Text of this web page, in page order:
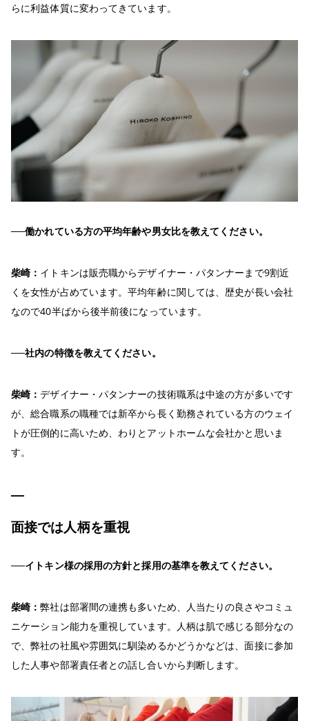
らに利益体質に変わってきています。
──働かれている方の平均年齢や男女比を教えてください。
柴崎： イトキンは販売職からデザイナー・パタンナーまで9割近
くを女性が占めています。平均年齢に関しては、歴史が長い会社
なので40半ばから後半前後になっています。
──社内の特徴を教えてください。
柴崎：デザイナー・パタンナーの技術職系は中途の方が多いです
が、総合職系の職種では新卒から長く勤務されている方のウェイ
トが圧倒的に高いため、わりとアットホームな会社かと思いま
す。
面接では人柄を重視
──イトキン様の採用の方針と採用の基準を教えてください。
柴崎：弊社は部署間の連携も多いため、人当たりの良さやコミュ
ニケーション能力を重視しています。人柄は肌で感じる部分なの
で、弊社の社風や雰囲気に馴染めるかどうかなどは、面接に参加
した人事や部署責任者との話し合いから判断します。